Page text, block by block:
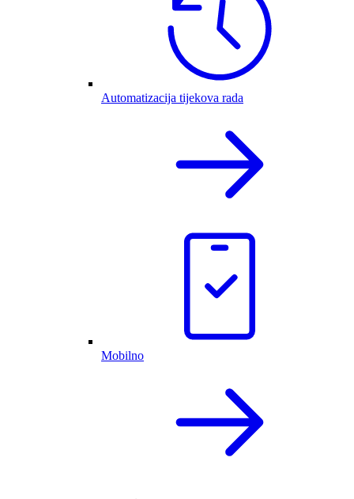
Automatizacija tijekova rada
Mobilno